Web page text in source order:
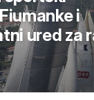
i
ured za